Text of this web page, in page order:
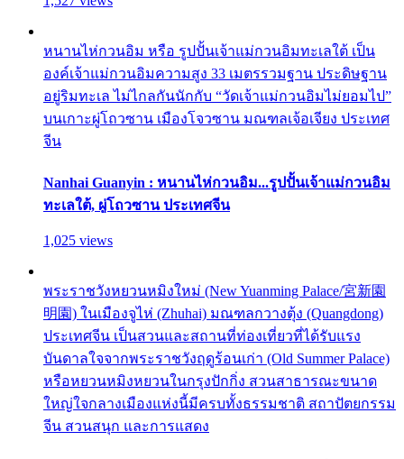
หนานไห่กวนอิม หรือ รูปปั้นเจ้าแม่กวนอิมทะเลใต้ เป็น
องค์เจ้าแม่กวนอิมความสูง 33 เมตรรวมฐาน ประดิษฐาน
อยู่ริมทะเล ไม่ไกลกันนักกับ “วัดเจ้าแม่กวนอิมไม่ยอมไป”
บนเกาะผู่โถวซาน เมืองโจวซาน มณฑลเจ้อเจียง ประเทศ
จีน
Nanhai Guanyin : หนานไห่กวนอิม...รูปปั้นเจ้าแม่กวนอิม
ทะเลใต้, ผู่โถวซาน ประเทศจีน
1,025 views
พระราชวังหยวนหมิงใหม่ (New Yuanming Palace/宮新園
明園) ในเมืองจูไห่ (Zhuhai) มณฑลกวางตุ้ง (Quangdong)
ประเทศจีน เป็นสวนและสถานที่ท่องเที่ยวที่ได้รับแรง
บันดาลใจจากพระราชวังฤดูร้อนเก่า (Old Summer Palace)
หรือหยวนหมิงหยวนในกรุงปักกิ่ง สวนสาธารณะขนาด
ใหญ่ใจกลางเมืองแห่งนี้มีครบทั้งธรรมชาติ สถาปัตยกรรม
จีน สวนสนุก และการแสดง